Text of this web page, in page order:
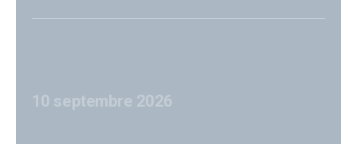
10 septembre 2026